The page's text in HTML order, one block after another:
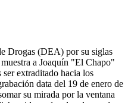
Drogas (DEA) por su siglas
a Joaquín "El Chapo"
extraditado hacia los
data del 19 de enero de
su mirada por la ventana